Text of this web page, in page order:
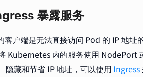
暴露服务
户端是无法直接访问 Pod 的 IP 地址
Kubernetes 内的服务使用 NodePort
隐藏和节省 IP 地址，可以使用 Ingress